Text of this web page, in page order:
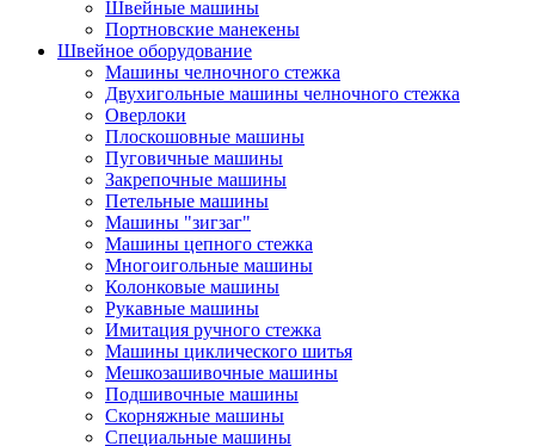
Швейные машины
Портновские манекены
Швейное оборудование
Машины челночного стежка
Двухигольные машины челночного стежка
Оверлоки
Плоскошовные машины
Пуговичные машины
Закрепочные машины
Петельные машины
Машины "зигзаг"
Машины цепного стежка
Многоигольные машины
Колонковые машины
Рукавные машины
Имитация ручного стежка
Машины циклического шитья
Мешкозашивочные машины
Подшивочные машины
Скорняжные машины
Специальные машины